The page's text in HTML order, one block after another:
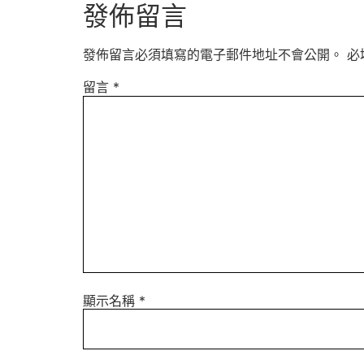
發佈留言
發佈留言必須填寫的電子郵件地址不會公開。 必
留言 *
顯示名稱 *